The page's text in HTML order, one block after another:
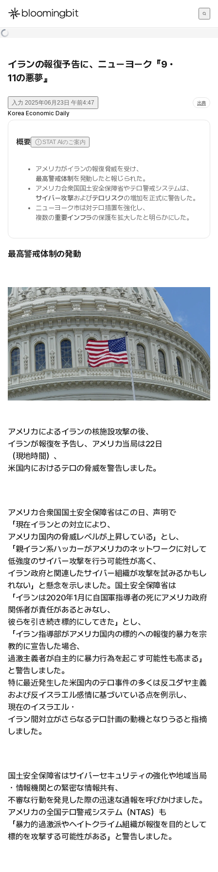
한국어
イランの報復予告に、ニューヨーク『9・
11の悪夢』
入力 2025年06月23日 午前4:47 出典
Korea Economic Daily
概要 STAT AIのご案内
アメリカがイランの報復脅威を受け、
最高警戒体制を発動したと報じられた。
アメリカ合衆国国土安全保障省やテロ警戒システムは、
サイバー攻撃およびテロリスクの増加を正式に警告した。
ニューヨーク市は対テロ措置を強化し、
複数の重要インフラの保護を拡大したと明らかにした。
最高警戒体制の発動
アメリカによるイランの核施設攻撃の後、
イランが報復を予告し、アメリカ当局は22日
（現地時間）、
米国内におけるテロの脅威を警告しました。
アメリカ合衆国国土安全保障省はこの日、声明で
「現在イランとの対立により、
アメリカ国内の脅威レベルが上昇している」とし、
「親イラン系ハッカーがアメリカのネットワークに対して
低強度のサイバー攻撃を行う可能性が高く、
イラン政府と関連したサイバー組織が攻撃を試みるかもし
れない」と懸念を示しました。国土安全保障省は
「イランは2020年1月に自国軍指導者の死にアメリカ政府
関係者が責任があるとみなし、
彼らを引き続き標的にしてきた」とし、
「イラン指導部がアメリカ国内の標的への報復的暴力を宗
教的に宣告した場合、
過激主義者が自主的に暴力行為を起こす可能性も高まる」
と警告しました。
特に最近発生した米国内のテロ事件の多くは反ユダヤ主義
および反イスラエル感情に基づいている点を例示し、
現在のイスラエル・
イラン間対立がさらなるテロ計画の動機となりうると指摘
しました。
国土安全保障省はサイバーセキュリティの強化や地域当局
・情報機関との緊密な情報共有、
不審な行動を発見した際の迅速な通報を呼びかけました。
アメリカの全国テロ警戒システム（NTAS）も
「暴力的過激派やヘイトクライム組織が報復を目的として
標的を攻撃する可能性がある」と警告しました。